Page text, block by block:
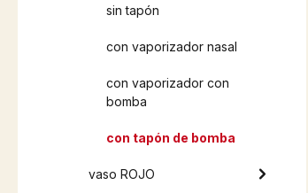
sin tapón
con vaporizador nasal
con vaporizador con
bomba
con tapón de bomba
vaso ROJO